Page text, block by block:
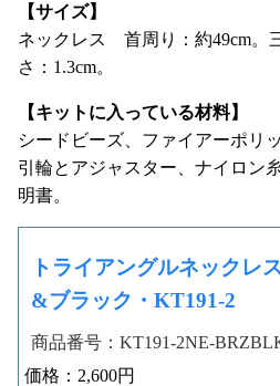
【サイズ】
ネックレス 首周り：約49cm。
さ：1.3cm。
【キットに入っている材料】
シードビーズ、ファイアーポリ
引輪とアジャスター、ナイロン
明書。
トライアングルネックレ
&ブラック・KT191-2
商品番号：KT191-2NE-
価格：2,600円